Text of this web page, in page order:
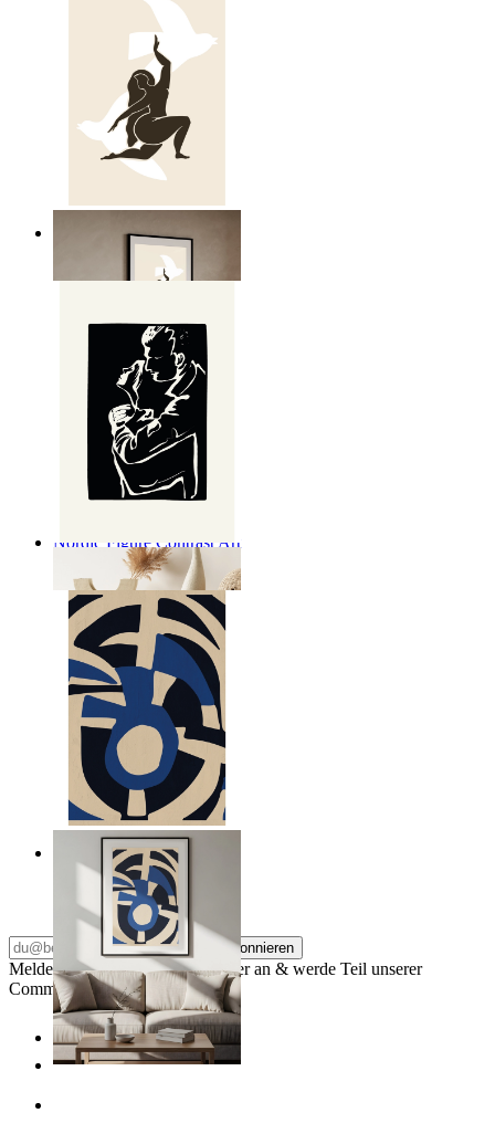
Nordic Freedom Poster
Nordic Figure Contrast Art
Ab 14,95 €
Nordic Graphic Shapes
14,95 €
Abonnieren
Melde dich für unseren Newsletter an & werde Teil unserer
Community